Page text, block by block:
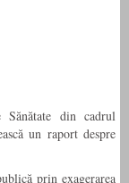
din cadrul
un raport despre
prin exagerarea